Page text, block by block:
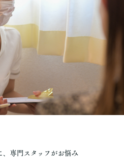
、専門スタッフがお悩み